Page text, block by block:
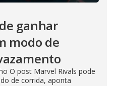
ganhar
modo de
O post Marvel Rivals pode
de corrida, aponta